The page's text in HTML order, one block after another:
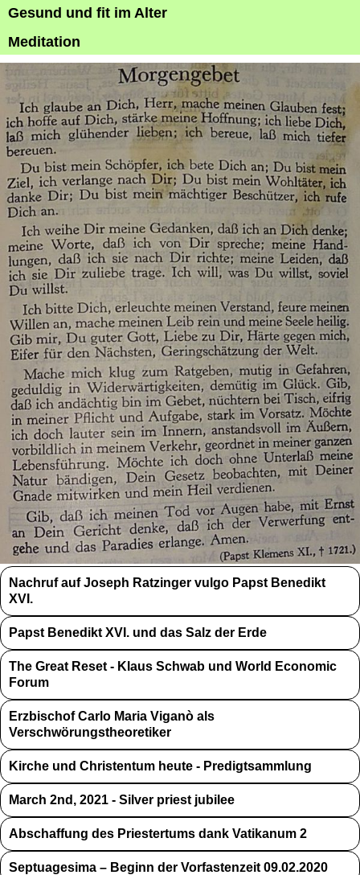
Gesund und fit im Alter
Meditation
Nachruf auf Joseph Ratzinger vulgo Papst Benedikt
XVI.
Papst Benedikt XVI. und das Salz der Erde
The Great Reset - Klaus Schwab und World Economic
Forum
Erzbischof Carlo Maria Viganò als
Verschwörungstheoretiker
Kirche und Christentum heute - Predigtsammlung
March 2nd, 2021 - Silver priest jubilee
Abschaffung des Priestertums dank Vatikanum 2
Septuagesima – Beginn der Vorfastenzeit 09.02.2020